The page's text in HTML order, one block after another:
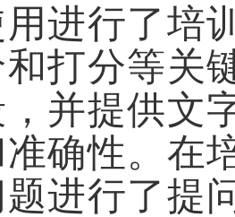
进行了培
打分等关
并提供文
确性。在
进行了提